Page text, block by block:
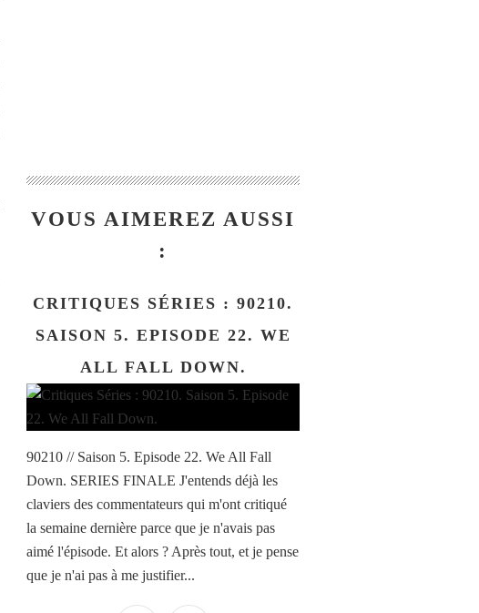
VOUS AIMEREZ AUSSI
:
CRITIQUES SÉRIES : 90210.
SAISON 5. EPISODE 22. WE
ALL FALL DOWN.
90210 // Saison 5. Episode 22. We All Fall
Down. SERIES FINALE J'entends déjà les
claviers des commentateurs qui m'ont critiqué
la semaine dernière parce que je n'avais pas
aimé l'épisode. Et alors ? Après tout, et je pense
que je n'ai pas à me justifier...